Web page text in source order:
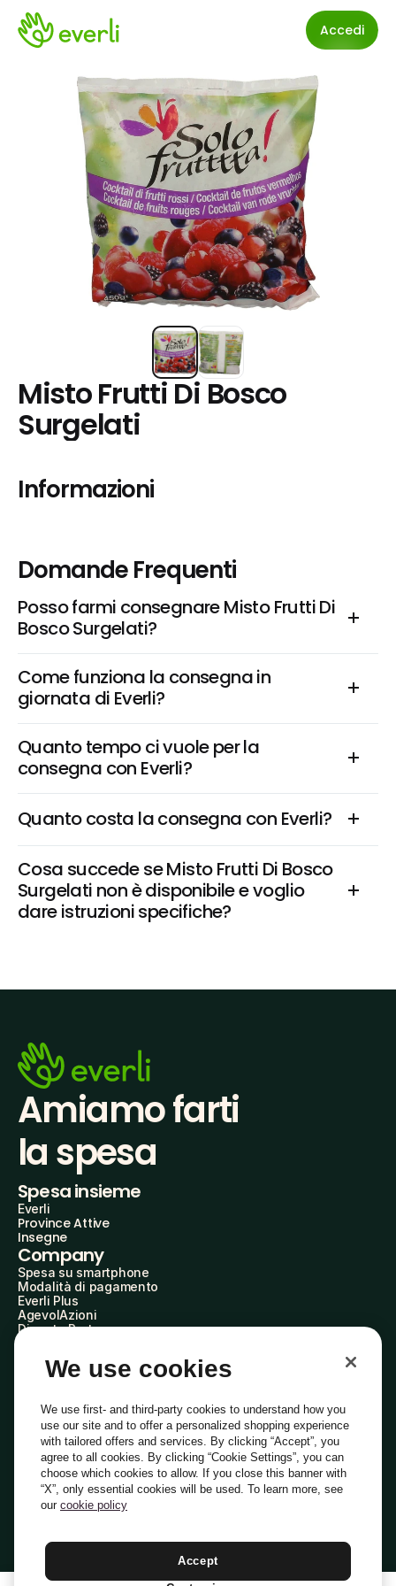
Accedi
Misto Frutti Di Bosco
Surgelati
Informazioni
Domande Frequenti
Posso farmi consegnare Misto Frutti Di
Bosco Surgelati?
Come funziona la consegna in
giornata di Everli?
Quanto tempo ci vuole per la
consegna con Everli?
Quanto costa la consegna con Everli?
Cosa succede se Misto Frutti Di Bosco
Surgelati non è disponibile e voglio
dare istruzioni specifiche?
Amiamo farti
la spesa
Spesa insieme
Everli
Province Attive
Insegne
Company
Spesa su smartphone
Modalità di pagamento
Everli Plus
AgevolAzioni
Diventa Partner
Everli Shoppers
About Us
Everli News
Domande frequenti
Lavora con noi
Diventa Shopper
Investitori
PrivacyCookiePreferenze Cookie
Termini e CondizioniCodice Etico
Indirizzo PEC: everli@pec.it - indirizzo DPO: dpo@everli.com
Italiano
We use cookies
We use first- and third-party cookies to understand how you
use our site and to offer a personalized shopping experience
with tailored offers and services. By clicking “Accept”, you
agree to all cookies. By clicking “Cookie Settings”, you can
choose which cookies to allow. If you close this banner with
“X”, only essential cookies will be used. To learn more, see
our cookie policy
Accept